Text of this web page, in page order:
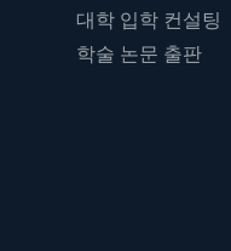
대학 입학 컨설팅
학술 논문 출판